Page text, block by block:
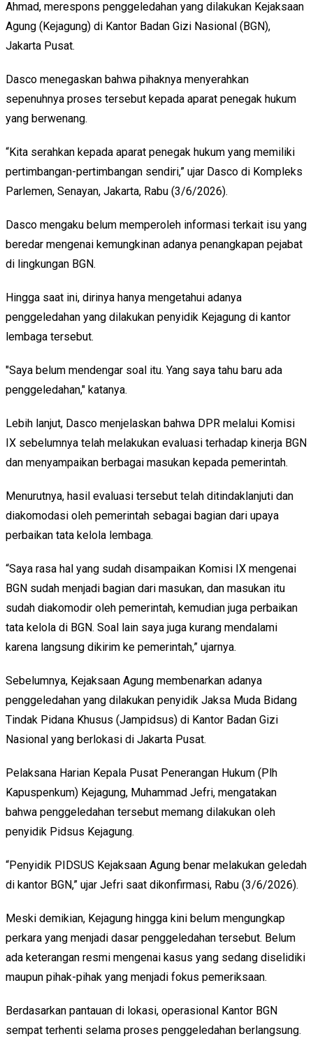
Ahmad, merespons penggeledahan yang dilakukan Kejaksaan
Agung (Kejagung) di Kantor Badan Gizi Nasional (BGN),
Jakarta Pusat.
Dasco menegaskan bahwa pihaknya menyerahkan
sepenuhnya proses tersebut kepada aparat penegak hukum
yang berwenang.
“Kita serahkan kepada aparat penegak hukum yang memiliki
pertimbangan-pertimbangan sendiri,” ujar Dasco di Kompleks
Parlemen, Senayan, Jakarta, Rabu (3/6/2026).
Dasco mengaku belum memperoleh informasi terkait isu yang
beredar mengenai kemungkinan adanya penangkapan pejabat
di lingkungan BGN.
Hingga saat ini, dirinya hanya mengetahui adanya
penggeledahan yang dilakukan penyidik Kejagung di kantor
lembaga tersebut.
"Saya belum mendengar soal itu. Yang saya tahu baru ada
penggeledahan," katanya.
Lebih lanjut, Dasco menjelaskan bahwa DPR melalui Komisi
IX sebelumnya telah melakukan evaluasi terhadap kinerja BGN
dan menyampaikan berbagai masukan kepada pemerintah.
Menurutnya, hasil evaluasi tersebut telah ditindaklanjuti dan
diakomodasi oleh pemerintah sebagai bagian dari upaya
perbaikan tata kelola lembaga.
“Saya rasa hal yang sudah disampaikan Komisi IX mengenai
BGN sudah menjadi bagian dari masukan, dan masukan itu
sudah diakomodir oleh pemerintah, kemudian juga perbaikan
tata kelola di BGN. Soal lain saya juga kurang mendalami
karena langsung dikirim ke pemerintah,” ujarnya.
Sebelumnya, Kejaksaan Agung membenarkan adanya
penggeledahan yang dilakukan penyidik Jaksa Muda Bidang
Tindak Pidana Khusus (Jampidsus) di Kantor Badan Gizi
Nasional yang berlokasi di Jakarta Pusat.
Pelaksana Harian Kepala Pusat Penerangan Hukum (Plh
Kapuspenkum) Kejagung, Muhammad Jefri, mengatakan
bahwa penggeledahan tersebut memang dilakukan oleh
penyidik Pidsus Kejagung.
“Penyidik PIDSUS Kejaksaan Agung benar melakukan geledah
di kantor BGN,” ujar Jefri saat dikonfirmasi, Rabu (3/6/2026).
Meski demikian, Kejagung hingga kini belum mengungkap
perkara yang menjadi dasar penggeledahan tersebut. Belum
ada keterangan resmi mengenai kasus yang sedang diselidiki
maupun pihak-pihak yang menjadi fokus pemeriksaan.
Berdasarkan pantauan di lokasi, operasional Kantor BGN
sempat terhenti selama proses penggeledahan berlangsung.